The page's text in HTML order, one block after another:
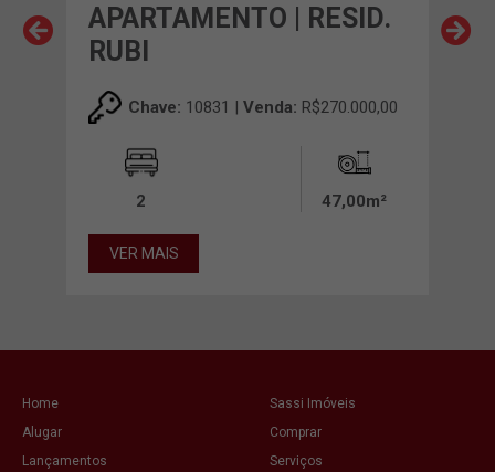
APARTAMENTO | RESID.
RUBI
Chave: 10831 | Venda: R$270.000,00
2 47,00m²
VER MAIS
Home
Sassi Imóveis
Alugar
Comprar
Lançamentos
Serviços